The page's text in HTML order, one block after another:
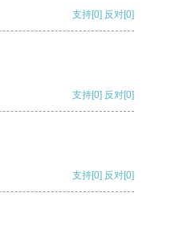
支持[0] 反对[0]
支持[0] 反对[0]
支持[0] 反对[0]